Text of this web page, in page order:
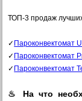
ТОП-3 продаж
✓ Пароконвектомат
✓ Пароконвектомат
✓ Пароконвектомат
♨ На что